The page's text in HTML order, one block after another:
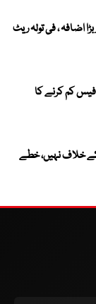
، فی تولہ ریٹ
فیس کم کرنے کا
خلاف نہیں، خطے